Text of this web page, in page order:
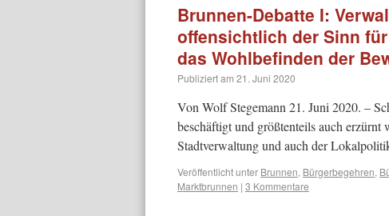
Brunnen-Debatte I:
offensichtlich der Sinn
das Wohlbefinden der
Publiziert am 21. Juni 2020
Von Wolf Stegemann 21. Juni 2020. –
beschäftigt und größtenteils auch
Stadtverwaltung und auch der
Veröffentlicht unter Brunnen, Bürgerbegehren,
Marktbrunnen | 3 Kommentare